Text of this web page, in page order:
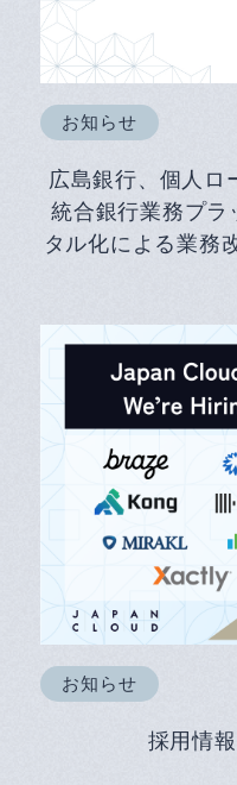
お知らせ
広島銀行、個人ロ
統合銀行業務プラ
タル化による業務
お知らせ
採用情報